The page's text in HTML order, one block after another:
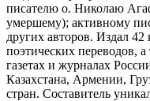
писателю о. Николаю
умершему); активному
других авторов. Издал
поэтических переводов,
газетах и журналах
Казахстана, Армении,
стран. Составитель